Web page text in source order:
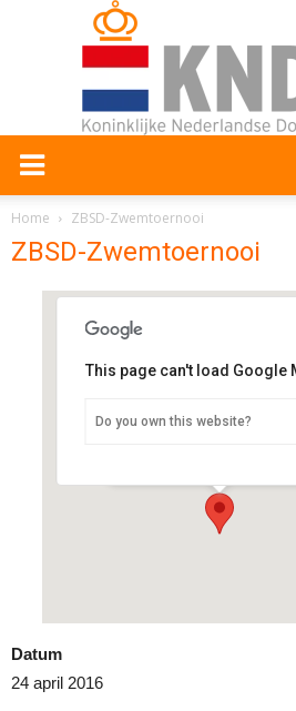
Home ZBSD-Zwemtoernooi
ZBSD-Zwemtoernooi
Zwembad 'De Schelp'
This page can't load Google
Do you own this website?
Datum
24 april 2016